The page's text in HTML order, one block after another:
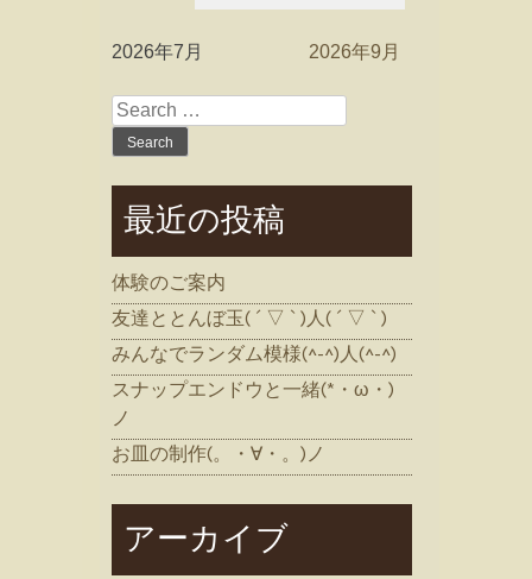
2026年7月 2026年9月
Search
for:
最近の投稿
体験のご案内
友達ととんぼ玉( ´ ▽ ` )人( ´ ▽ ` )
みんなでランダム模様(^-^)人(^-^)
スナップエンドウと一緒(*・ω・)
ノ
お皿の制作(。・∀・。)ノ
アーカイブ